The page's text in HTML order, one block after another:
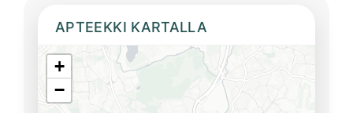
APTEEKKI KARTALLA
+
−